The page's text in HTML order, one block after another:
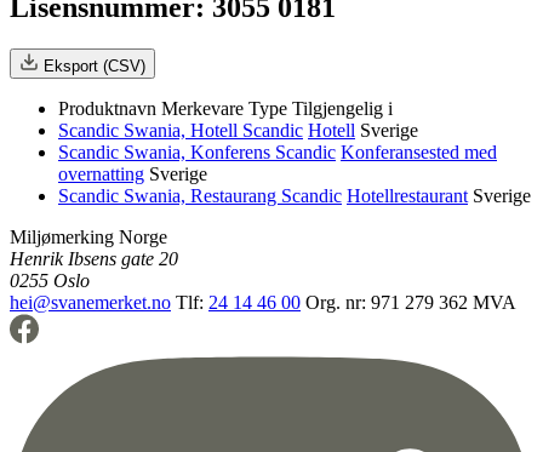
Lisensnummer: 3055 0181
Eksport (CSV)
Produktnavn Merkevare Type Tilgjengelig i
Scandic Swania, Hotell Scandic Hotell Sverige
Scandic Swania, Konferens Scandic Konferansested med
overnatting Sverige
Scandic Swania, Restaurang Scandic Hotellrestaurant Sverige
Miljømerking Norge
Henrik Ibsens gate 20
0255 Oslo
hei@svanemerket.no Tlf: 24 14 46 00 Org. nr: 971 279 362 MVA